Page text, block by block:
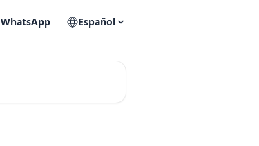
WhatsApp Español